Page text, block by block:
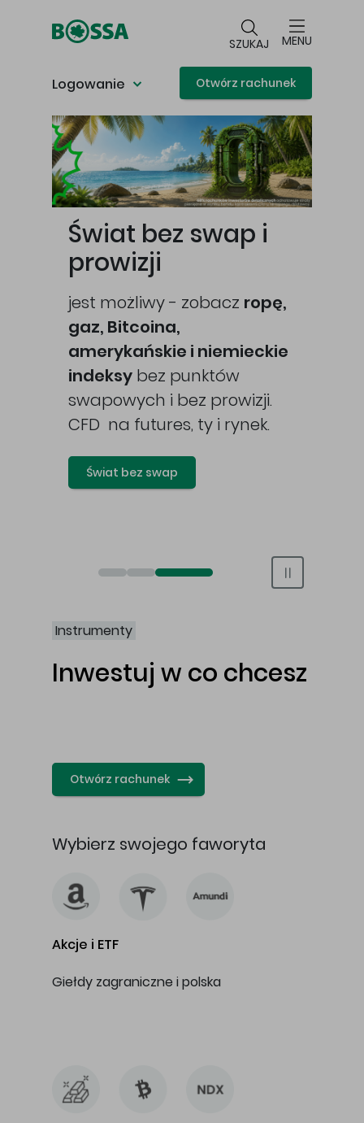
SZUKAJ MENU
Logowanie Otwórz rachunek
Główna treść
Świat bez swap i
prowizji
jest możliwy - zobacz ropę,
gaz, Bitcoina,
amerykańskie i niemieckie
indeksy bez punktów
swapowych i bez prowizji.
CFD na futures, ty i rynek.
Świat bez swap
Otwórz rachunek maklerski online
Otwórz konto IKE/IKZE
Świat bez swap i prowizji
Instrumenty
Inwestuj w co chcesz
Otwórz rachunek
Wybierz swojego faworyta
Akcje i ETF
Giełdy zagraniczne i polska